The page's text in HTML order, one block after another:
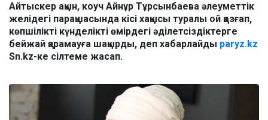
Айтыскер ақын, коуч Айнұр Тұрсынбаева әлеуметтік
желідегі парақшасында кісі хақысы туралы ой қозғап,
көпшілікті күнделікті өмірдегі әділетсіздіктерге
бейжай қарамауға шақырды, деп хабарлайды paryz.kz
Sn.kz-ке сілтеме жасап.